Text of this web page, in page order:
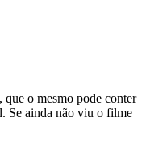
que o mesmo pode conter
Se ainda não viu o filme